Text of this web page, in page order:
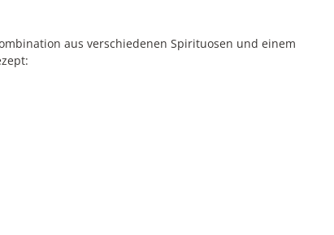
aus verschiedenen Spirituosen und einem